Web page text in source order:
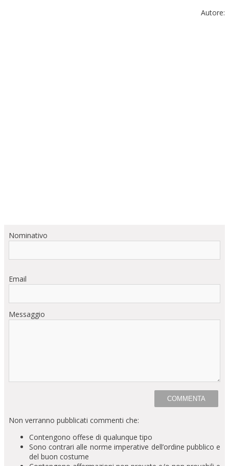
Autore:
Nominativo
Email
Messaggio
Non verranno pubblicati commenti che:
Contengono offese di qualunque tipo
Sono contrari alle norme imperative dell’ordine pubblico e
del buon costume